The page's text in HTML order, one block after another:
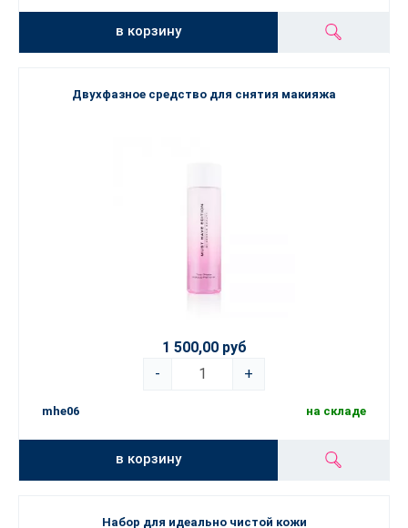
в корзину
Двухфазное средство для снятия макияжа
1 500,00 руб
-
+
mhe06 на складе
в корзину
Набор для идеально чистой кожи